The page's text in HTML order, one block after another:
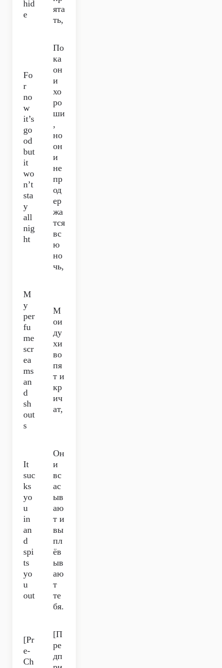
hid
e
ята
ть,
Fo
r
no
w
it’s
go
od
but
it
wo
n’t
sta
y
all
nig
ht
По
ка
он
и
хо
ро
ши
,
но
он
и
не
пр
од
ер
жа
тся
вс
ю
но
чь,
M
y
per
fu
me
scr
ea
ms
an
d
sh
out
s
М
ои
ду
хи
во
пя
т и
кр
ич
ат,
It
suc
ks
yo
u
in
an
d
spi
ts
yo
u
out
Он
и
вс
ас
ыв
аю
т и
вы
пл
ёв
ыв
аю
т
те
бя.
[Pr
e-
Ch
[П
ре
дп